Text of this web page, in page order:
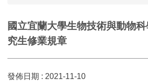
國立宜蘭大學生物技術與動物
究生修業規章
發佈日期 : 2021-11-10